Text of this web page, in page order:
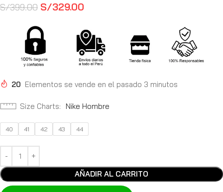
S/399.00 S/329.00
20 Elementos se vende en el pasado 3 minutos
Size Charts Nike Hombre
40 41 42 43 44
AÑADIR AL CARRITO